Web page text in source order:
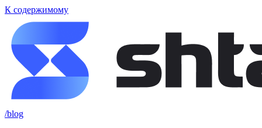
К содержимому
/blog